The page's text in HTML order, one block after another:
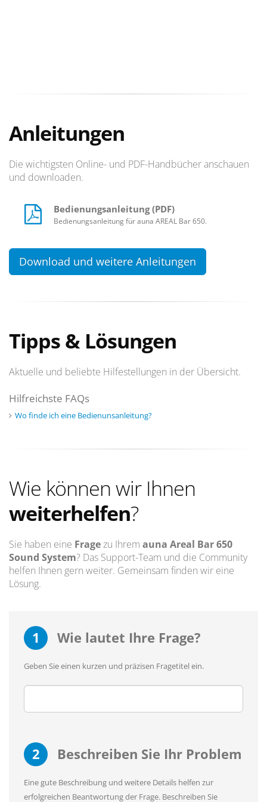
Anleitungen
Die wichtigsten Online- und PDF-Handbücher anschauen
und downloaden.
Bedienungsanleitung (PDF)
Bedienungsanleitung für auna AREAL Bar 650.
Download und weitere Anleitungen
Tipps & Lösungen
Aktuelle und beliebte Hilfestellungen in der Übersicht.
Hilfreichste FAQs
Wo finde ich eine Bedienunsanleitung?
Wie können wir Ihnen
weiterhelfen?
Sie haben eine Fragezu Ihrem auna Areal Bar 650
Sound System? Das Support-Team und die Community
helfen Ihnen gern weiter. Gemeinsam finden wir eine
Lösung.
1 Wie lautet Ihre Frage?
Geben Sie einen kurzen und präzisen Fragetitel ein.
2 Beschreiben Sie Ihr Problem
Eine gute Beschreibung und weitere Details helfen zur
erfolgreichen Beantwortung der Frage. Beschreiben Sie